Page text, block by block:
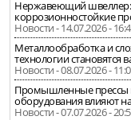
Нержавеющий швеллер:
коррозионностойкие
Новости - 14.07.2026 -
Металлообработка и
технологии
Новости - 08.07.2026 -
Промышленные прессы
оборудования влияют
Новости - 07.07.2026 -